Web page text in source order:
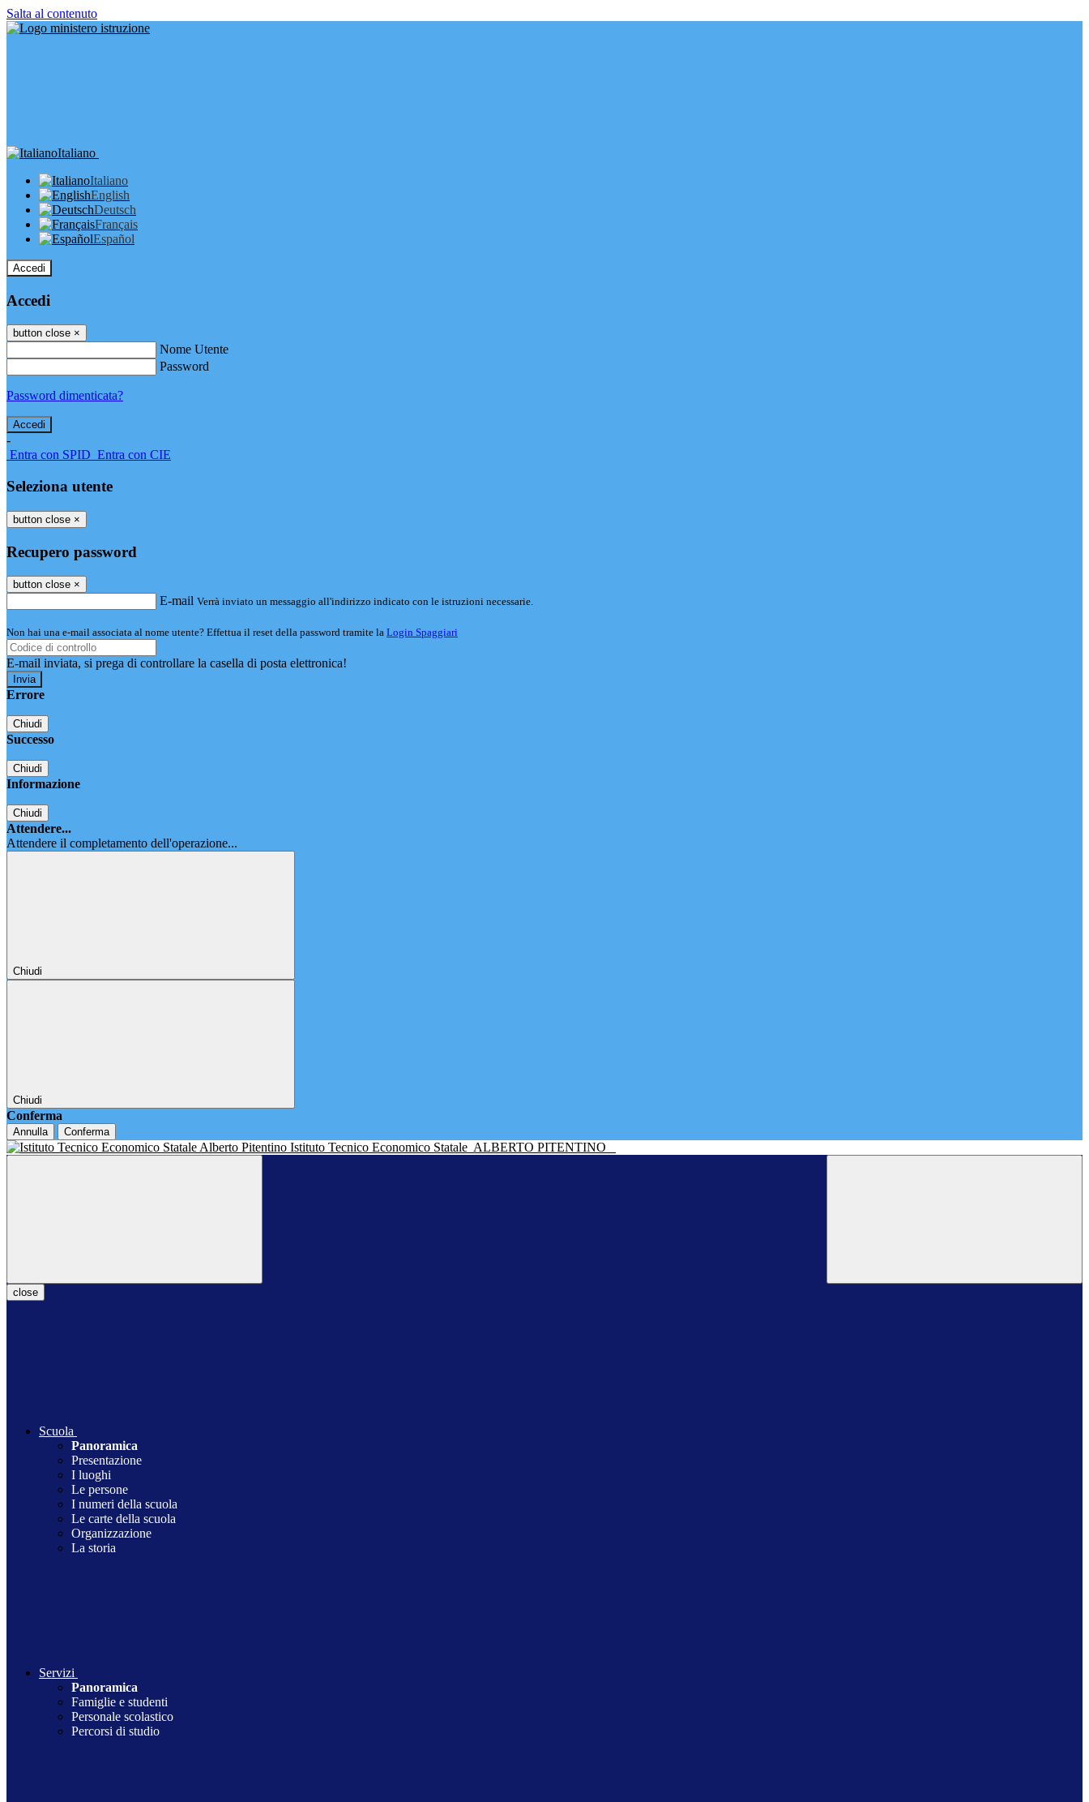
Salta al contenuto
Italiano
Italiano
English
Deutsch
Français
Español
Accedi
Accedi
button close ×
Nome Utente
Password
Password dimenticata?
-
Entra con SPID Entra con CIE
Seleziona utente
button close ×
Recupero password
button close ×
E-mail Verrà inviato un messaggio all'indirizzo indicato con le istruzioni necessarie.
Non hai una e-mail associata al nome utente? Effettua il reset della password tramite la Login Spaggiari
E-mail inviata, si prega di controllare la casella di posta elettronica!
Errore
Chiudi
Successo
Chiudi
Informazione
Chiudi
Attendere...
Attendere il completamento dell'operazione...
Chiudi
Chiudi
Conferma
Annulla Conferma
Istituto Tecnico Economico Statale ALBERTO PITENTINO
close
Scuola
Panoramica
Presentazione
I luoghi
Le persone
I numeri della scuola
Le carte della scuola
Organizzazione
La storia
Servizi
Panoramica
Famiglie e studenti
Personale scolastico
Percorsi di studio